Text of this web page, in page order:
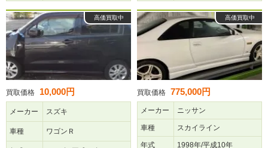
高価買取中
買取価格 10,000円
メーカー スズキ
車種 ワゴンＲ
高価買取中
買取価格 775,000円
メーカー ニッサン
車種 スカイライン
年式 1998年/平成10年